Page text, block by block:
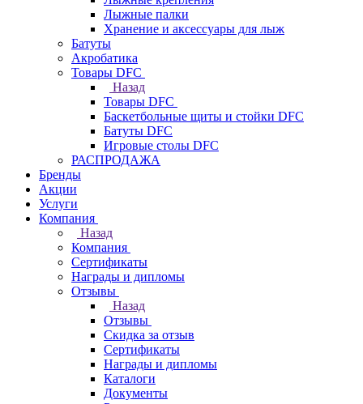
Лыжные палки
Хранение и аксессуары для лыж
Батуты
Акробатика
Товары DFC
Назад
Товары DFC
Баскетбольные щиты и стойки DFC
Батуты DFC
Игровые столы DFC
РАСПРОДАЖА
Бренды
Акции
Услуги
Компания
Назад
Компания
Сертификаты
Награды и дипломы
Отзывы
Назад
Отзывы
Скидка за отзыв
Сертификаты
Награды и дипломы
Каталоги
Документы